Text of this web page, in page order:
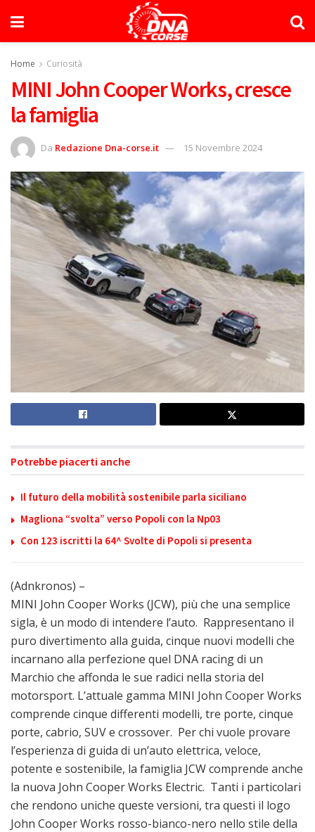
Home Curiosità
MINI John Cooper Works, cresce
la famiglia
Da Redazione Dna-corse.it 15 Novembre 2024
Potrebbe piacerti anche
Il futuro della mobilità sostenibile parla siciliano
Magliona “svolta” verso Popoli con la Np03
Con 123 iscritti la 64^ Svolte di Popoli si presenta
(Adnkronos) –
MINI John Cooper Works (JCW), più che una semplice
sigla, è un modo di intendere l’auto. Rappresentano il
puro divertimento alla guida, cinque nuovi modelli che
incarnano alla perfezione quel DNA racing di un
Marchio che affonda le sue radici nella storia del
motorsport. L’attuale gamma MINI John Cooper Works
comprende cinque differenti modelli, tre porte, cinque
porte, cabrio, SUV e crossover. Per chi vuole provare
l’esperienza di guida di un’auto elettrica, veloce,
potente e sostenibile, la famiglia JCW comprende anche
la nuova John Cooper Works Electric. Tanti i particolari
che rendono uniche queste versioni, tra questi il logo
John Cooper Works rosso-bianco-nero nello stile della